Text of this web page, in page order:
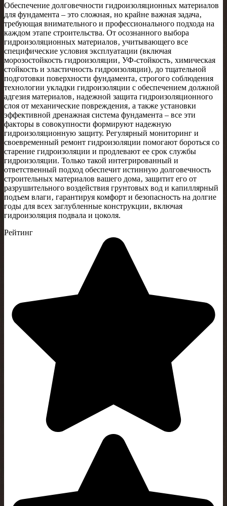
Обеспечение долговечности гидроизоляционных материалов
для фундамента – это сложная‚ но крайне важная задача‚
требующая внимательного и профессионального подхода на
каждом этапе строительства. От осознанного выбора
гидроизоляционных материалов‚ учитывающего все
специфические условия эксплуатации (включая
морозостойкость гидроизоляции‚ УФ-стойкость‚ химическая
стойкость и эластичность гидроизоляции)‚ до тщательной
подготовки поверхности фундамента‚ строгого соблюдения
технологии укладки гидроизоляции с обеспечением должной
адгезия материалов‚ надежной защита гидроизоляционного
слоя от механические повреждения‚ а также установки
эффективной дренажная система фундамента – все эти
факторы в совокупности формируют надежную
гидроизоляционную защиту. Регулярный мониторинг и
своевременный ремонт гидроизоляции помогают бороться со
старение гидроизоляции и продлевают ее срок службы
гидроизоляции. Только такой интегрированный и
ответственный подход обеспечит истинную долговечность
строительных материалов вашего дома‚ защитит его от
разрушительного воздействия грунтовых вод и капиллярный
подъем влаги‚ гарантируя комфорт и безопасность на долгие
годы для всех заглубленные конструкции‚ включая
гидроизоляция подвала и цоколя.
Рейтинг